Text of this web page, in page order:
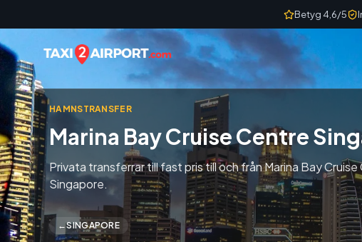
Betyg 4,6/5
HAMNSTRANSFER
Marina Bay Cruise Centre
Privata transferrar till fast pris till och från Marina Bay
Singapore.
←SINGAPORE